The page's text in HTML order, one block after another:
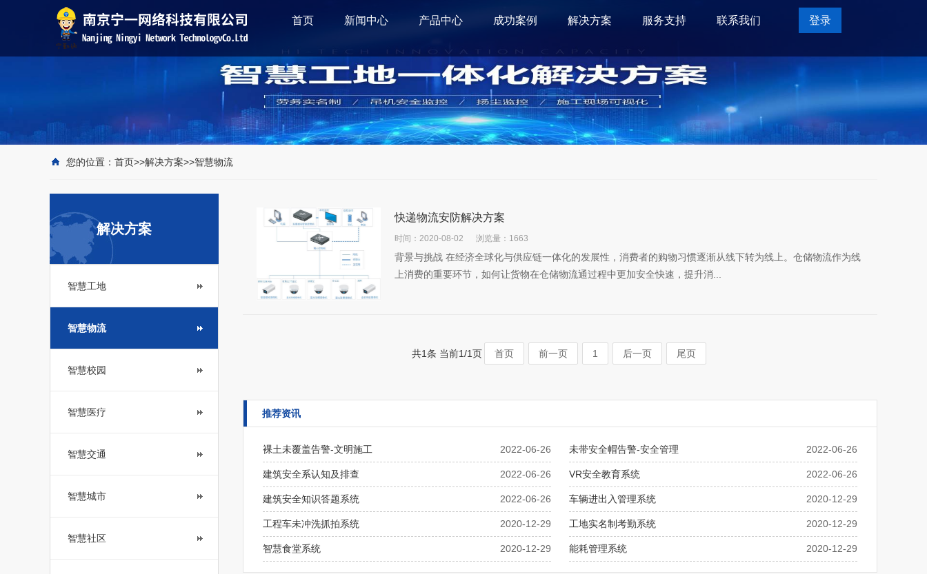
首页 新闻中心 产品中心 成功案例 解决方案 服务支持 联系我们 登录
您的位置： 首页>>解决方案>>智慧物流
解决方案
智慧工地
智慧物流
智慧校园
智慧医疗
智慧交通
智慧城市
智慧社区
快递物流安防解决方案
时间：2020-08-02 浏览量：1663
背景与挑战 在经济全球化与供应链一体化的发展性，消费者的购物习惯逐渐从线下转为线上。仓储物流作为线
上消费的重要环节，如何让货物在仓储物流通过程中更加安全快速，提升消...
共1条 当前1/1页 首页 前一页 1 后一页 尾页
推荐资讯
2022-06-26
裸土未覆盖告警-文明施工 2022-06-26
未带安全帽告警-安全管理
2022-06-26
建筑安全系认知及排查 2022-06-26
VR安全教育系统
2022-06-26
建筑安全知识答题系统 2020-12-29
车辆进出入管理系统
2020-12-29
工程车未冲洗抓拍系统 2020-12-29
工地实名制考勤系统
2020-12-29
智慧食堂系统 2020-12-29
能耗管理系统